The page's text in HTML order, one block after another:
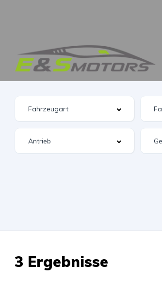
3 Ergebnisse